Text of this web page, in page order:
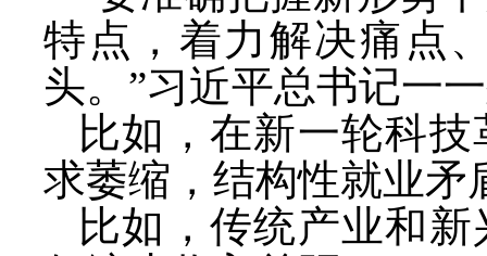
特点，着力解决痛点
头。”习近平总书记一
比如，在新一轮科
求萎缩，结构性就业矛
比如，传统产业和